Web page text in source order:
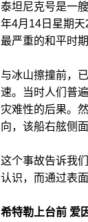
泰坦尼克号是一
年4月14日星期
最严重的和平时期
与冰山擦撞前，
速。当时人们普
灾难性的后果。
向，该船右舷侧
这个事故告诉我
认识，而通过表
希特勒上台前 爱